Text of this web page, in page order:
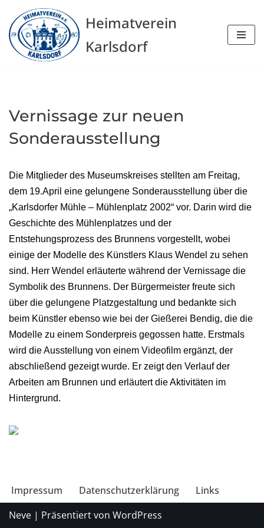
Zum
Inhalt
springen
Heimatverein
Karlsdorf
Vernissage zur neuen
Sonderausstellung
Die Mitglieder des Museumskreises stellten am Freitag,
dem 19.April eine gelungene Sonderausstellung über die
„Karlsdorfer Mühle – Mühlenplatz 2002“ vor. Darin wird die
Geschichte des Mühlenplatzes und der
Entstehungsprozess des Brunnens vorgestellt, wobei
einige der Modelle des Künstlers Klaus Wendel zu sehen
sind. Herr Wendel erläuterte während der Vernissage die
Symbolik des Brunnens. Der Bürgermeister freute sich
über die gelungene Platzgestaltung und bedankte sich
beim Künstler ebenso wie bei der Gießerei Bendig, die die
Modelle zu einem Sonderpreis gegossen hatte. Erstmals
wird die Ausstellung von einem Videofilm ergänzt, der
abschließend gezeigt wurde. Er zeigt den Verlauf der
Arbeiten am Brunnen und erläutert die Aktivitäten im
Hintergrund.
Impressum Datenschutzerklärung
Links
Neve | Präsentiert von WordPress